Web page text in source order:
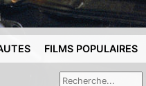
FILMS POPULAIRES